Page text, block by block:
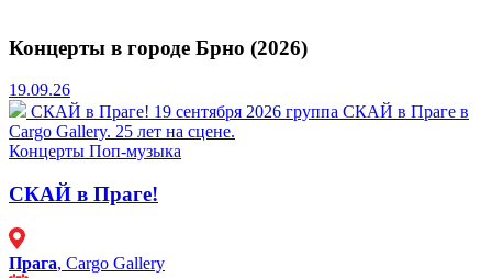
Концерты в городе Брно (2026)
19.09.26
СКАЙ в Праге! 19 сентября 2026 группа СКАЙ в Праге в
Cargo Gallery. 25 лет на сцене.
Концерты Поп-музыка
СКАЙ в Праге!
Прага, Cargo Gallery